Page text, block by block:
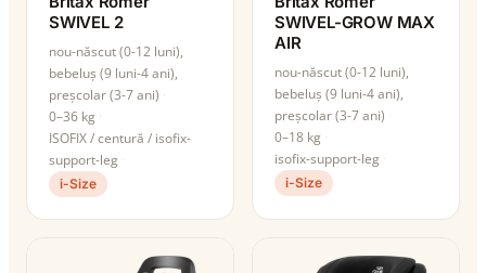
SWIVEL 2
nou-născut (0-12 luni),
bebeluș (9 luni-4 ani),
preșcolar (3-7 ani)
0–36 kg
ISOFIX / centură / isofix-
support-leg
i-Size
SWIVEL-GROW MAX
AIR
nou-născut (0-12 luni),
bebeluș (9 luni-4 ani),
preșcolar (3-7 ani)
0–18 kg
isofix-support-leg
i-Size